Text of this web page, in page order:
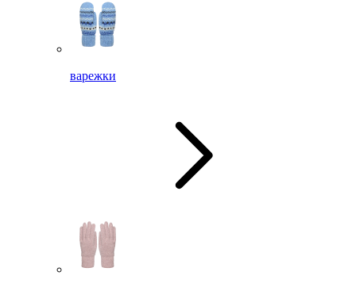
варежки